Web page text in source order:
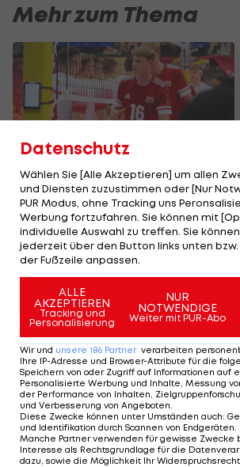
Mehr zum Thema
Karrieresprung! ÖVV-
Teamspieler wechselt
in Topliga
Sport-Mix
TEILEN
Datenschutz
Wählen Sie [Alle Akzeptieren] um allen
und Diensten zuzustimmen oder [Nur
PUR Modus, ohne Tracking uns
Werbung fortzufahren. Sie können mit
individuelle Auswahl zu treffen. Sie
jederzeit über den Button links unten bzw.
der Fußzeile anpassen.
ALLE
AKZEPTIEREN
Tracking und
Personalisierung
NUR
NOTWENDIGE
Weiter mit PUR-Abo
Wir und unsere 186 Partner verarbeiten
Ihre IP-Adresse und Browser-Attribute für die
Speichern von oder Zugriff auf Informationen auf
Personalisierte Werbung und Inhalte, Messung
der Performance von Inhalten,
und Verbesserung von Angeboten.
Diese Zwecke können unter Umständen auch:
und Identifikation durch Scannen von Endgeräten.
Manche Partner verwenden für gewisse Zwecke
Interesse als Rechtsgrundlage für die
dazu, sowie die Möglichkeit Ihr